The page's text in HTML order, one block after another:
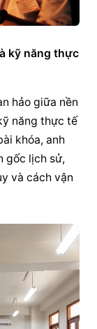
kỹ năng thực
hảo giữa nền
năng thực tế
khóa, anh
gốc lịch sử,
và cách vận